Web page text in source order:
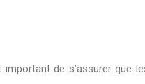
de s’assurer